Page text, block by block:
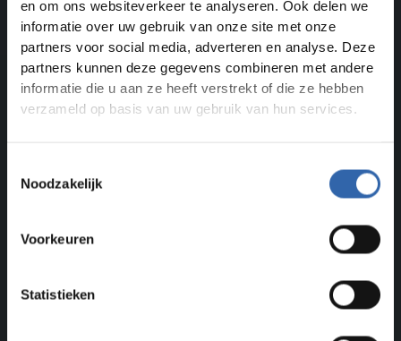
en om ons websiteverkeer te analyseren. Ook delen we
informatie over uw gebruik van onze site met onze
partners voor social media, adverteren en analyse. Deze
partners kunnen deze gegevens combineren met andere
informatie die u aan ze heeft verstrekt of die ze hebben
verzameld op basis van uw gebruik van hun services.
Noodzakelijk
Voorkeuren
Statistieken